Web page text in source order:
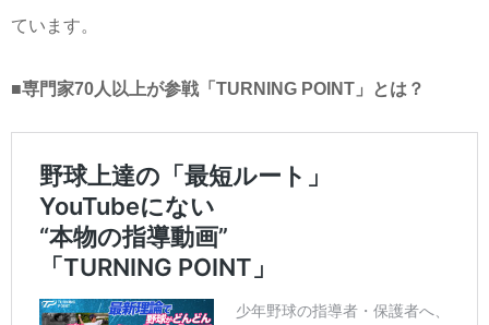
ています。
■専門家70人以上が参戦「TURNING POINT」とは？